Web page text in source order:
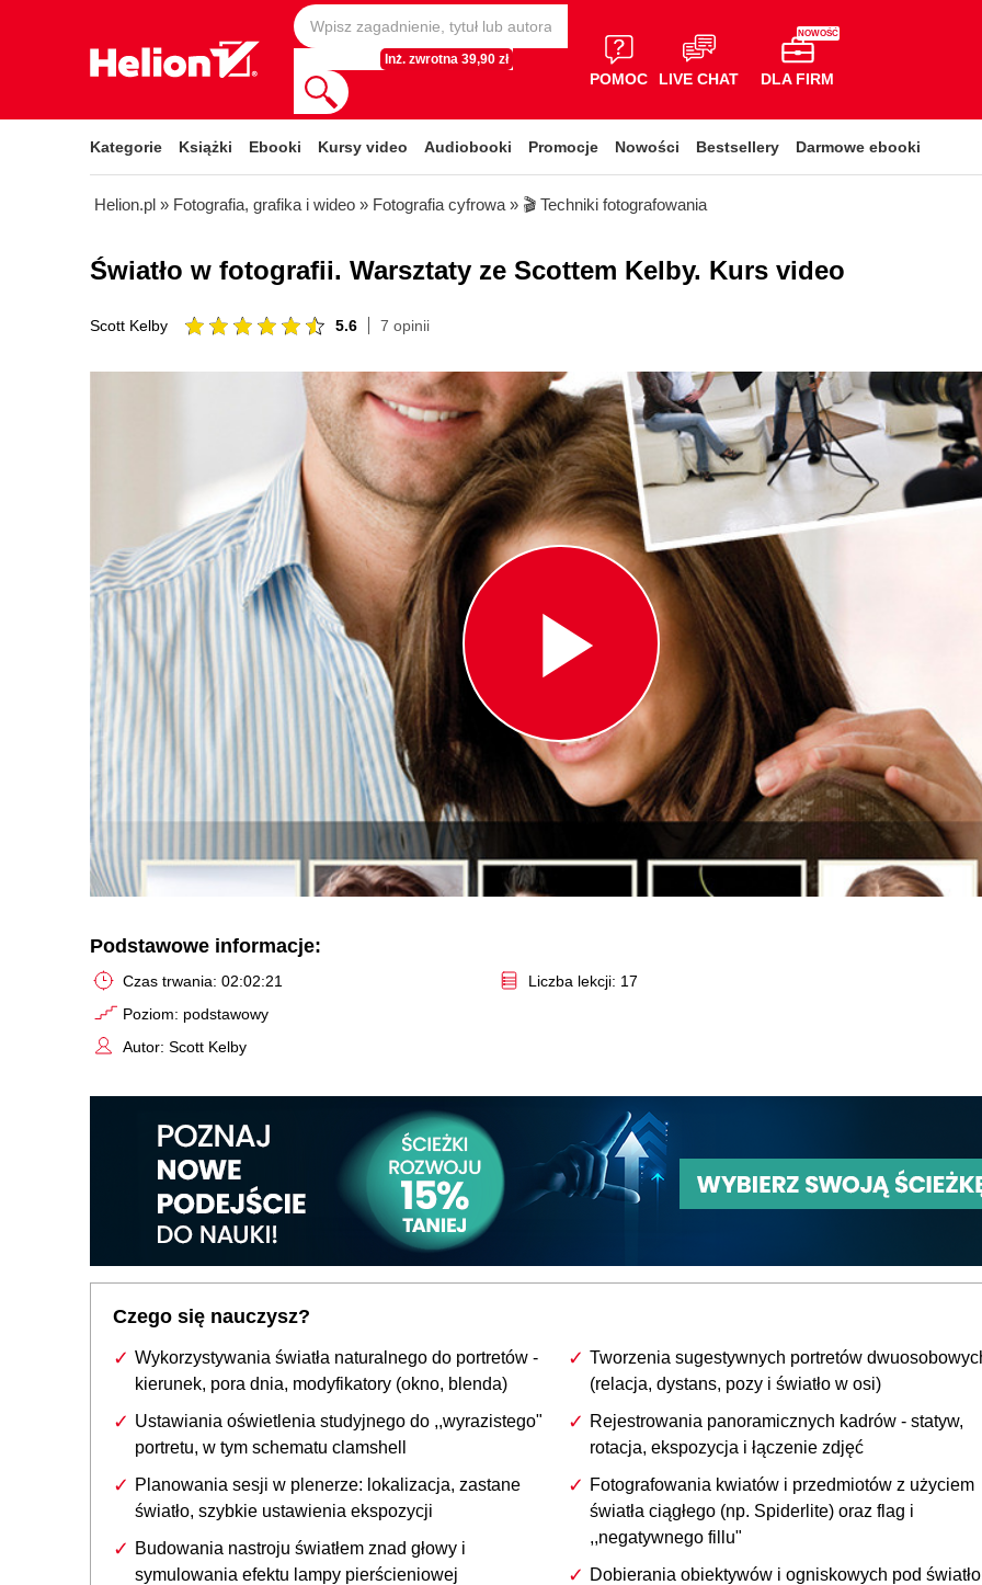
Inż. zwrotna 39,90 zł
POMOC LIVE CHAT
NOWOŚĆ
DLA FIRM
Kategorie Książki Ebooki Kursy video Audiobooki Promocje Nowości Bestsellery Darmowe ebooki
Helion.pl » Fotografia, grafika i wideo » Fotografia cyfrowa » 🎬 Techniki fotografowania
Światło w fotografii. Warsztaty ze Scottem Kelby. Kurs video
Scott Kelby 5.6 7 opinii
Play
Video
Podstawowe informacje:
Czas trwania: 02:02:21
Poziom: podstawowy
Autor: Scott Kelby
Liczba lekcji: 17
Czego się nauczysz?
Wykorzystywania światła naturalnego do portretów -
kierunek, pora dnia, modyfikatory (okno, blenda)
Ustawiania oświetlenia studyjnego do ,,wyrazistego"
portretu, w tym schematu clamshell
Planowania sesji w plenerze: lokalizacja, zastane
światło, szybkie ustawienia ekspozycji
Budowania nastroju światłem znad głowy i
symulowania efektu lampy pierścieniowej
Tworzenia sugestywnych portretów
(relacja, dystans, pozy i światło w osi)
Rejestrowania panoramicznych kadrów - statyw,
rotacja, ekspozycja i łączenie zdjęć
Fotografowania kwiatów i przedmiotów z użyciem
światła ciągłego (np. Spiderlite) oraz flag i
,,negatywnego fillu"
Dobierania obiektywów i ogniskowych pod